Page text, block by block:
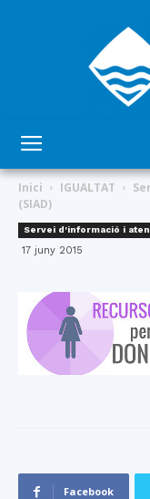
Inici IGUALTAT
(SIAD)
Servei d'informació i
17 juny 2015
Facebook